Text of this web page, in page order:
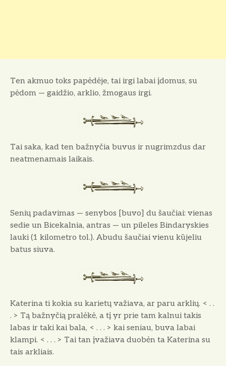
Ten akmuo toks papėdėje, tai irgi labai įdomus, su
pėdom — gaidžio, arklio, žmogaus irgi.
Tai saka, kad ten bažnyčia buvus ir nugrimzdus dar
neatmenamais laikais.
Senių padavimas — senybos [buvo] du šaučiai: vienas
sedie un Bicekalnia, antras — un pileles Bindaryskies
lauki (1 kilometro tol.). Abudu šaučiai vienu kūjeliu
batus siuva.
Katerina ti kokia su karietų važiava, ar paru arklių. < . .
. > Tą bažnyčią pralėkė, a tį yr prie tam kalnui takis
labas ir taki kai bala, < . . . > kai seniau, buva labai
klampi. < . . . > Tai tan įvažiava duobėn ta Katerina su
tais arkliais.